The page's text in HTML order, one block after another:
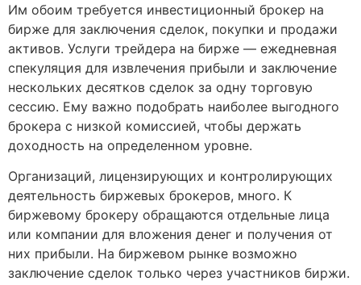
Им обоим требуется инвестиционный брокер на
бирже для заключения сделок, покупки и продажи
активов. Услуги трейдера на бирже — ежедневная
спекуляция для извлечения прибыли и заключение
нескольких десятков сделок за одну торговую
сессию. Ему важно подобрать наиболее выгодного
брокера с низкой комиссией, чтобы держать
доходность на определенном уровне.
Организаций, лицензирующих и контролирующих
деятельность биржевых брокеров, много. К
биржевому брокеру обращаются отдельные лица
или компании для вложения денег и получения от
них прибыли. На биржевом рынке возможно
заключение сделок только через участников биржи.